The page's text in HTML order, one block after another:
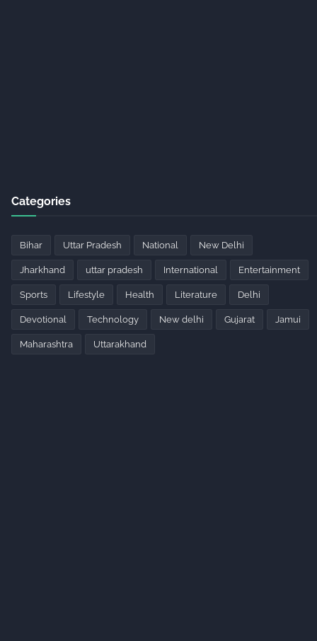
Categories
Bihar Uttar Pradesh National New Delhi
Jharkhand uttar pradesh International Entertainment
Sports Lifestyle Health Literature Delhi
Devotional Technology New delhi Gujarat Jamui
Maharashtra Uttarakhand